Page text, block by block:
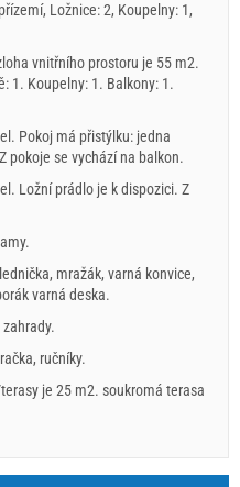
Ložnice: 2, Koupelny: 1,
vnitřního prostoru je 55 m2.
1. Koupelny: 1. Balkony: 1.
. Pokoj má přistýlku: jedna
pokoje se vychází na balkon.
. Ložní prádlo je k dispozici. Z
.
lednička, mražák, varná konvice,
varná deska.
.
, ručníky.
je 25 m2. soukromá terasa
jsou obsazeny.